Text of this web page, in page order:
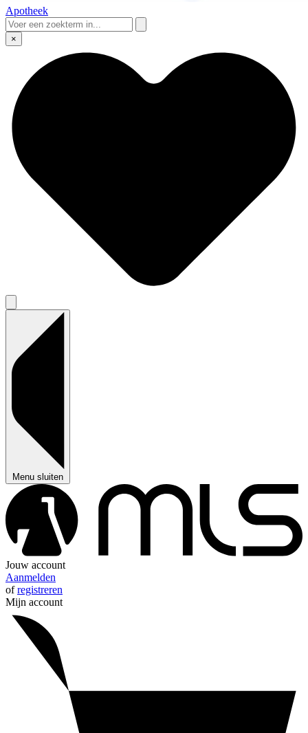
Apotheek
×
Menu sluiten
Jouw account
Aanmelden
ofregistreren
Mijn account